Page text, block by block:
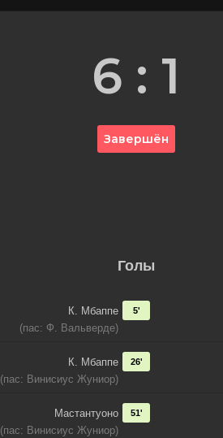
6 : 1
Завершён
Голы
К. Мбаппе
(пас: Ф. Вальверде)
5'
К. Мбаппе
(пас: Винисиус Жуниор)
26'
Мастантуоно
(пас: Винисиус Жуниор)
51'